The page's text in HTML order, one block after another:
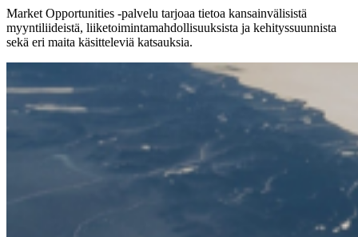
Market Opportunities -palvelu tarjoaa tietoa kansainvälisistä
myyntiliideistä, liiketoimintamahdollisuuksista ja kehityssuunnista
sekä eri maita käsitteleviä katsauksia.